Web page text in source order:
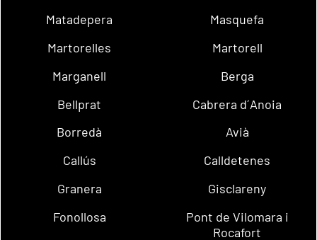
Matadepera
Masquefa
Martorelles
Martorell
Marganell
Berga
Bellprat
Cabrera d´Anoia
Borredà
Avià
Callús
Calldetenes
Granera
Gisclareny
Fonollosa
Pont de Vilomara i
Rocafort